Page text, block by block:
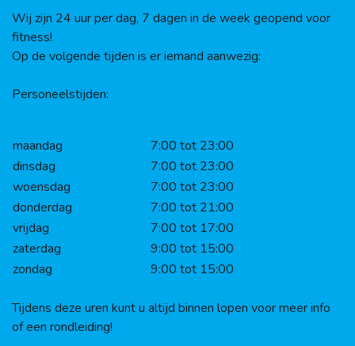
Wij zijn 24 uur per dag, 7 dagen in de week geopend voor
fitness!
Op de volgende tijden is er iemand aanwezig:
Personeelstijden:
maandag
7:00 tot 23:00
dinsdag
7:00 tot 23:00
woensdag
7:00 tot 23:00
donderdag
7:00 tot 21:00
vrijdag
7:00 tot 17:00
zaterdag
9:00 tot 15:00
zondag
9:00 tot 15:00
Tijdens deze uren kunt u altijd binnen lopen voor meer info
of een rondleiding!